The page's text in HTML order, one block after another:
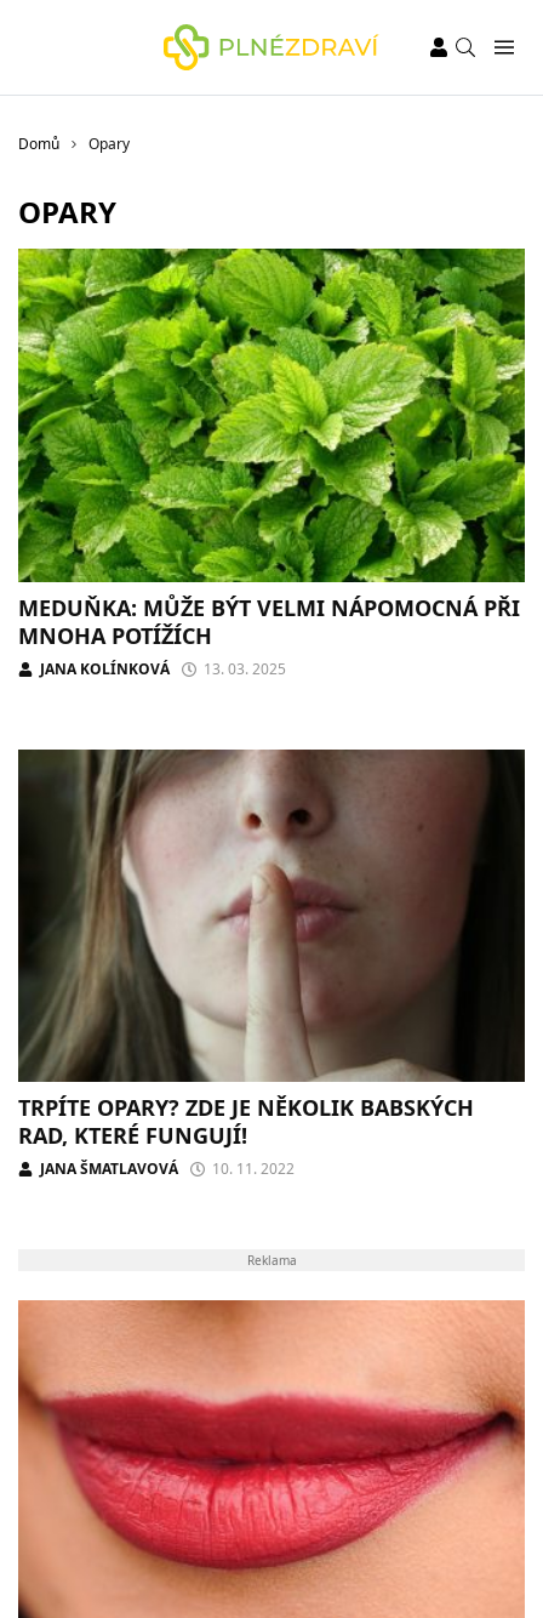
Domů Opary
OPARY
MEDUŇKA: MŮŽE BÝT VELMI NÁPOMOCNÁ PŘI
MNOHA POTÍŽÍCH
JANA KOLÍNKOVÁ 13. 03. 2025
TRPÍTE OPARY? ZDE JE NĚKOLIK BABSKÝCH
RAD, KTERÉ FUNGUJÍ!
JANA ŠMATLAVOVÁ 10. 11. 2022
Reklama